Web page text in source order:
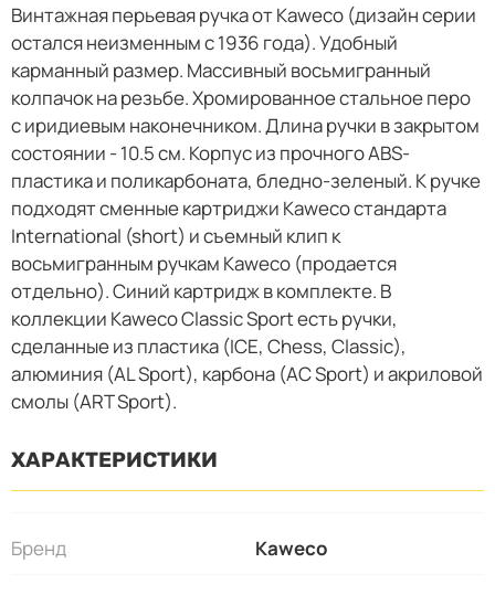
Винтажная перьевая ручка от Kaweco (дизайн серии
остался неизменным с 1936 года). Удобный
карманный размер. Массивный восьмигранный
колпачок на резьбе. Хромированное стальное перо
с иридиевым наконечником. Длина ручки в закрытом
состоянии - 10.5 см. Корпус из прочного ABS-
пластика и поликарбоната, бледно-зеленый. К ручке
подходят сменные картриджи Kaweco стандарта
International (short) и съемный клип к
восьмигранным ручкам Kaweco (продается
отдельно). Синий картридж в комплекте. В
коллекции Kaweco Classic Sport есть ручки,
сделанные из пластика (ICE, Chess, Classic),
алюминия (AL Sport), карбона (AC Sport) и акриловой
смолы (ART Sport).
ХАРАКТЕРИСТИКИ
Бренд Kaweco